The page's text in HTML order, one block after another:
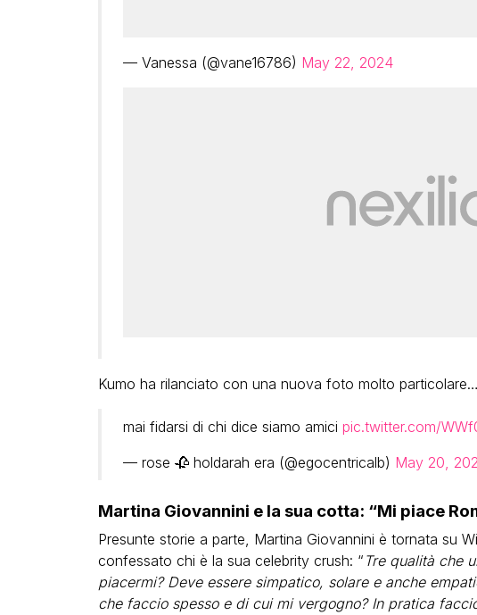
— Vanessa (@vane16786) May 22, 2024
Kumo ha rilanciato con una nuova foto molto particolare…
mai fidarsi di chi dice siamo amici pic.twitter.com/
— rose 🥀 holdarah era (@egocentricalb) May 20,
Martina Giovannini e la sua cotta: “Mi piace
Presunte storie a parte, Martina Giovannini è tornata su
confessato chi è la sua celebrity crush: “ Tre qualità che
piacermi? Deve essere simpatico, solare e anche
che faccio spesso e di cui mi vergogno? In pratica